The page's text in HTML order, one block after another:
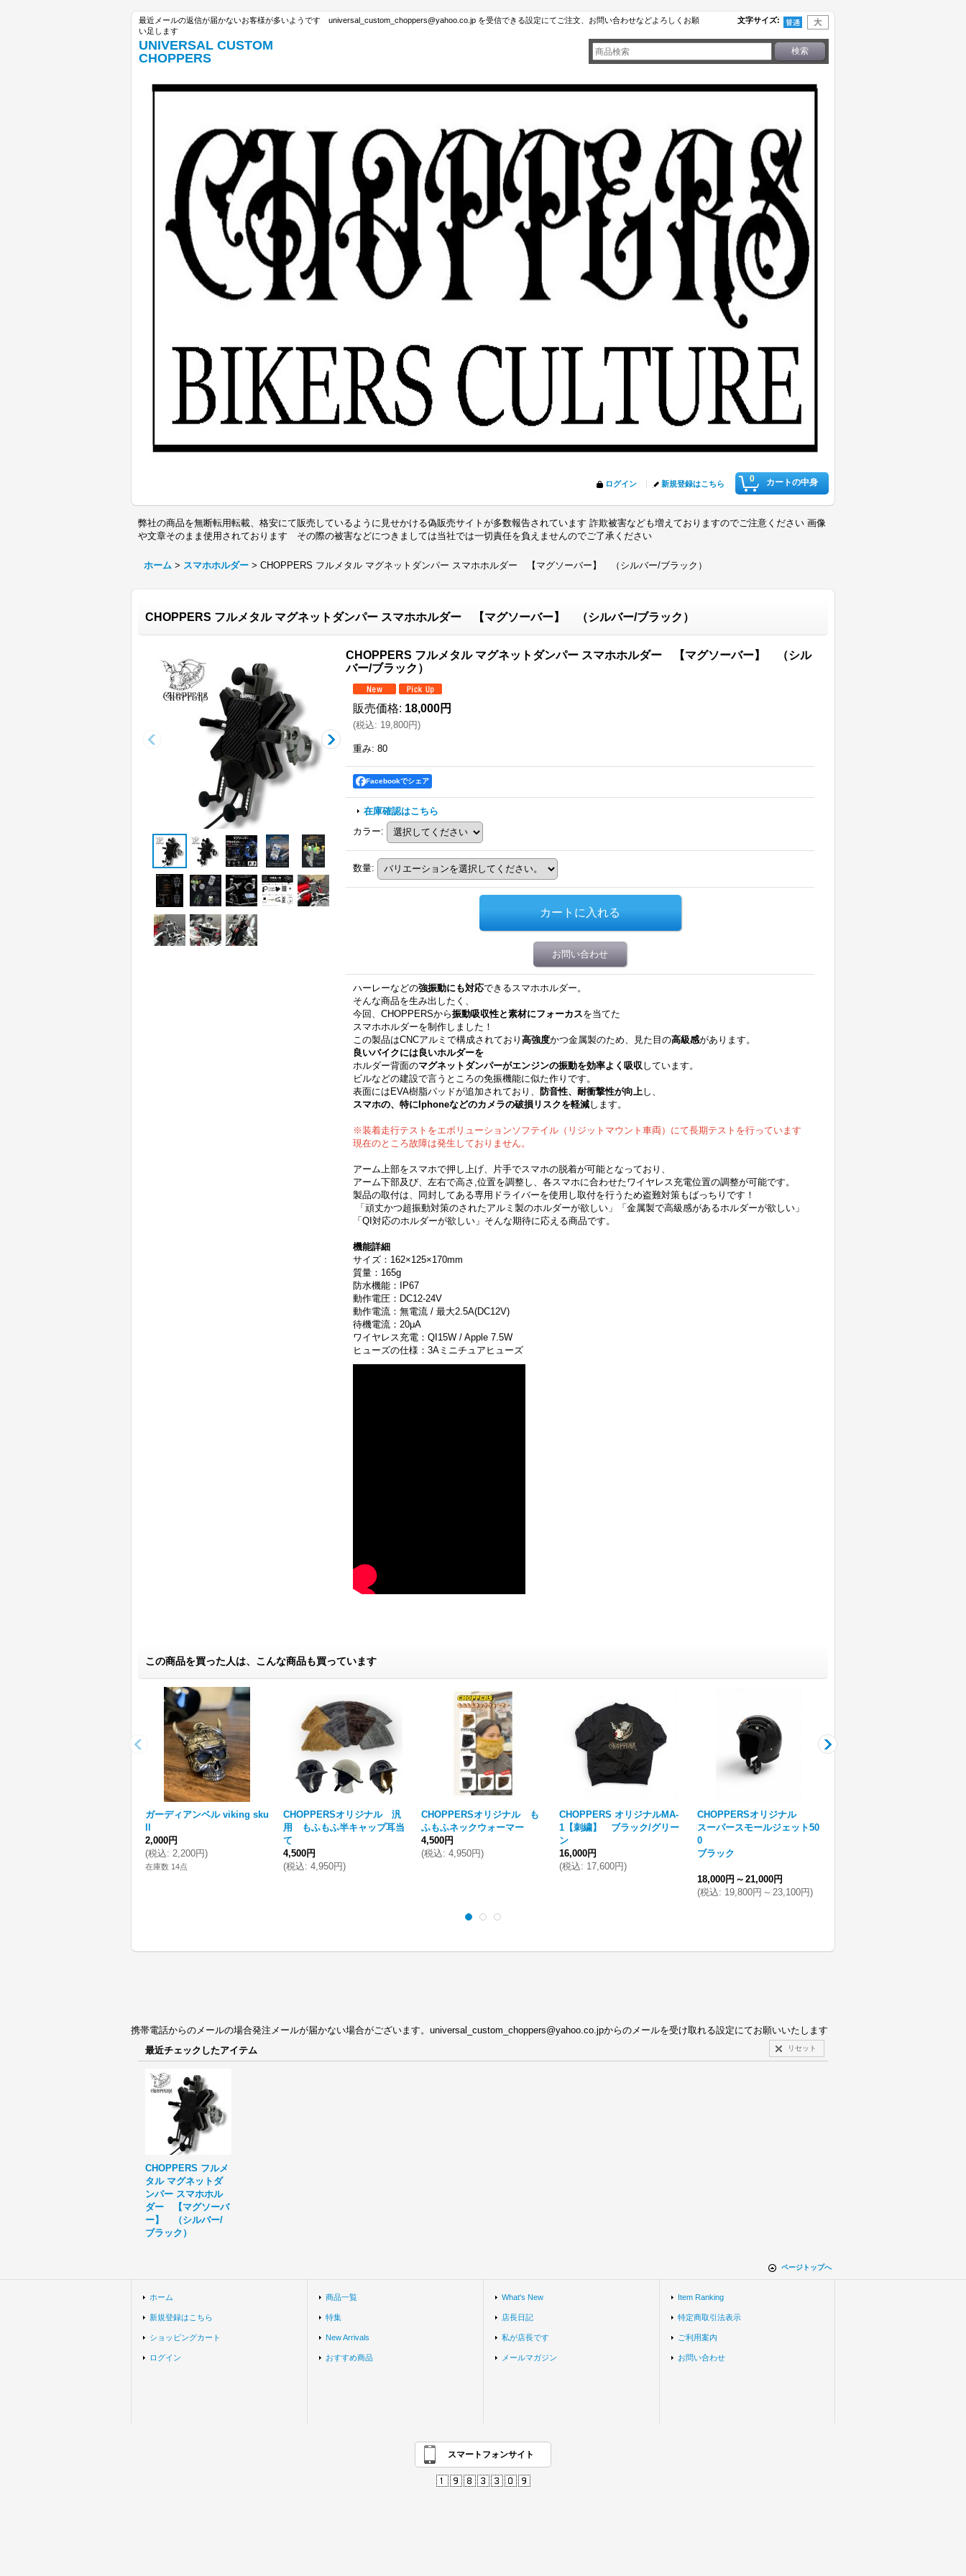
最近メールの返信が届かないお客様が多いようです universal_custom_choppers@yahoo.co.jp を受信できる設定にてご注文、お問い合わせなどよろしくお願
い足します
文字サイズ:
UNIVERSAL CUSTOM
CHOPPERS
0 カートの中身
ログイン 新規登録はこちら
弊社の商品を無断転用転載、格安にて販売しているように見せかける偽販売サイトが多数報告されています 詐欺被害なども増えておりますのでご注意ください 画像
や文章そのまま使用されております その際の被害などにつきましては当社では一切責任を負えませんのでご了承ください
ホーム > スマホホルダー > CHOPPERS フルメタル マグネットダンパー スマホホルダー 【マグソーバー】 （シルバー/ブラック）
CHOPPERS フルメタル マグネットダンパー スマホホルダー 【マグソーバー】 （シルバー/ブラック）
CHOPPERS フルメタル マグネットダンパー スマホホルダー 【マグソーバー】 （シル
バー/ブラック）
販売価格: 18,000円
(税込: 19,800円)
重み: 80
Facebookでシェア
在庫確認はこちら
カラー:
数量:
お問い合わせ
ハーレーなどの強振動にも対応できるスマホホルダー。
そんな商品を生み出したく、
今回、CHOPPERSから振動吸収性と素材にフォーカスを当てた
スマホホルダーを制作しました！
この製品はCNCアルミで構成されており 高強度かつ金属製のため、見た目の高級感があります。
良いバイクには良いホルダーを
ホルダー背面のマグネットダンパーがエンジンの振動を効率よく吸収しています。
ビルなどの建設で言うところの免振機能に似た作りです。
表面にはEVA樹脂パッドが追加されており、
防音性、耐衝撃性が向上し、
スマホの、特にIphoneなどのカメラの破損リスクを軽減します。
※装着走行テストをエボリューションソフテイル（リジットマウント車両）にて長期テストを行っています
現在のところ故障は発生しておりません。
アーム上部をスマホで押し上げ、片手でスマホの脱着が可能となっており、
アーム下部及び、左右で高さ,位置を調整し、各スマホに合わせたワイヤレス充電位置の調整が可能です。
製品の取付は、同封してある専用ドライバーを使用し取付を行うため盗難対策もばっちりです！
「頑丈かつ超振動対策のされたアルミ製のホルダーが欲しい」「金属製で高級感があるホルダーが欲しい」
「QI対応のホルダーが欲しい」そんな期待に応える商品です。
機能詳細
サイズ：162×125×170mm
質量：165g
防水機能：IP67
動作電圧：DC12-24V
動作電流：無電流 / 最大2.5A(DC12V)
待機電流：20μA
ワイヤレス充電：QI15W / Apple 7.5W
ヒューズの仕様：3Aミニチュアヒューズ
この商品を買った人は、こんな商品も買っています
ガーディアンベル viking sku
2,000円
(税込: 2,200円)
在庫数 14点
CHOPPERSオリジナル 汎
用 もふもふ半キャップ耳当
て
4,500円
(税込: 4,950円)
CHOPPERSオリジナル も
ふもふネックウォーマー
4,500円
(税込: 4,950円)
CHOPPERS オリジナルMA-
1【刺繍】 ブラック/グリー
ン
16,000円
(税込: 17,600円)
CHOPPERSオリジナル
スーパースモールジェット50
0
ブラック
18,000円 ～ 21,000円
(税込: 19,800円 ～ 23,100円)
携帯電話からのメールの場合発注メールが届かない場合がございます。universal_custom_choppers@yahoo.co.jpからのメールを受け取れる設定にてお願いいたします
最近チェックしたアイテム
リセット
CHOPPERS フルメ
タル マグネットダ
ンパー スマホホル
ダー 【マグソーバ
ー】 （シルバー/
ブラック）
ページトップへ
ホーム
新規登録はこちら
ショッピングカート
ログイン
商品一覧
特集
New Arrivals
おすすめ商品
What's New
店長日記
私が店長です
メールマガジン
Item Ranking
特定商取引法表示
ご利用案内
お問い合わせ
スマートフォンサイト